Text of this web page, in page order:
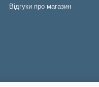
Відгуки про магазин